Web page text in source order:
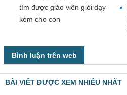
tìm được giáo viên giỏi dạy
kèm cho con
Bình luận trên web
BÀI VIẾT ĐƯỢC XEM NHIỀU NHẤT